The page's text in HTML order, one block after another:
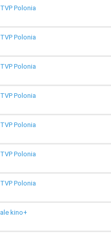
TVP Polonia
TVP Polonia
TVP Polonia
TVP Polonia
TVP Polonia
TVP Polonia
TVP Polonia
ale kino+